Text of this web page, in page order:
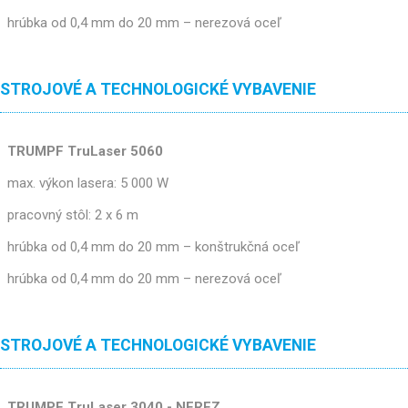
hrúbka od 0,4 mm do 20 mm – nerezová oceľ
STROJOVÉ A TECHNOLOGICKÉ VYBAVENIE
TRUMPF TruLaser 5060
max. výkon lasera: 5 000 W
pracovný stôl: 2 x 6 m
hrúbka od 0,4 mm do 20 mm – konštrukčná oceľ
hrúbka od 0,4 mm do 20 mm – nerezová oceľ
STROJOVÉ A TECHNOLOGICKÉ VYBAVENIE